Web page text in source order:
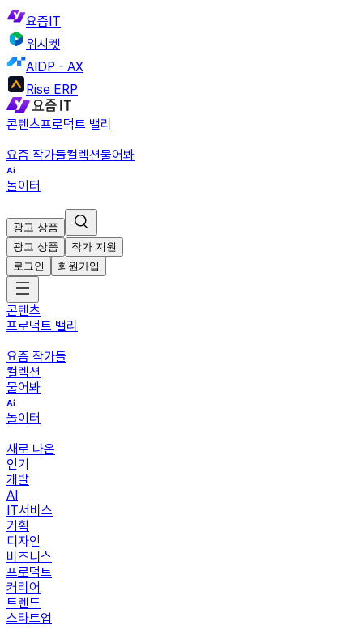
요즘IT
위시켓
AIDP - AX
Rise ERP
콘텐츠프로덕트 밸리
요즘 작가들컬렉션물어봐
놀이터
광고 상품
광고 상품
작가 지원
로그인
회원가입
콘텐츠
프로덕트 밸리
요즘 작가들
컬렉션
물어봐
놀이터
새로 나온
인기
개발
AI
IT서비스
기획
디자인
비즈니스
프로덕트
커리어
트렌드
스타트업